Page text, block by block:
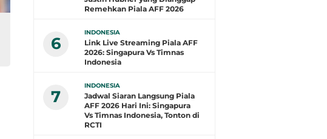
Remehkan Piala AFF 2026
6
INDONESIA
Link Live Streaming Piala AFF
2026: Singapura Vs Timnas
Indonesia
7
INDONESIA
Jadwal Siaran Langsung Piala
AFF 2026 Hari Ini: Singapura
Vs Timnas Indonesia, Tonton di
RCTI